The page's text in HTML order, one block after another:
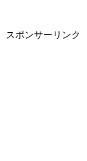
スポンサーリンク